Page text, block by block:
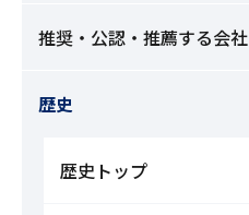
推奨・公認・推薦する会社
歴史
歴史トップ